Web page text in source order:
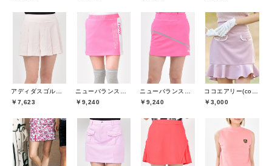
￥7,623
￥9,240
￥9,240
￥3,000